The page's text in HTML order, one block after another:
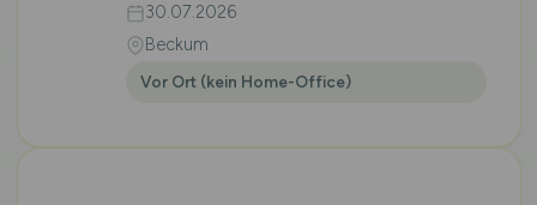
30.07.2026
Beckum
Vor Ort (kein Home-Office)